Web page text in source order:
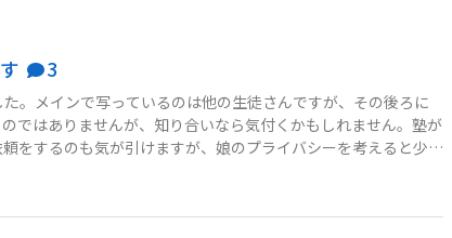
3
。メインで写っているのは他の生徒さんですが、その後ろに
ではありませんが、知り合いなら気付くかもしれません。塾が
をするのも気が引けますが、娘のプライバシーを考えると少し
ら良いでしょうか？